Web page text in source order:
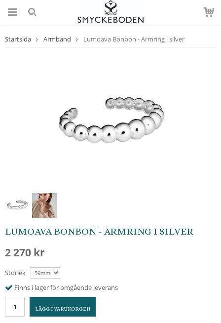
Startsida Armband Lumoava Bonbon - Armring i silver
LUMOAVA BONBON - ARMRING I SILVER
2 270 kr
Storlek
Finns i lager för omgående leverans
LÄGG I VARUKORGEN